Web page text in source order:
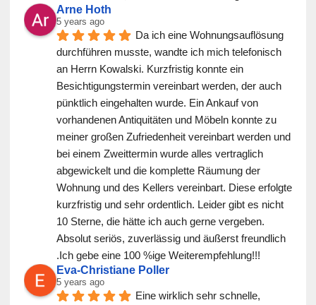
Arne Hoth
5 years ago
Da ich eine Wohnungsauflösung
durchführen musste, wandte ich mich telefonisch
an Herrn Kowalski. Kurzfristig konnte ein
Besichtigungstermin vereinbart werden, der auch
pünktlich eingehalten wurde. Ein Ankauf von
vorhandenen Antiquitäten und Möbeln konnte zu
meiner großen Zufriedenheit vereinbart werden und
bei einem Zweittermin wurde alles vertraglich
abgewickelt und die komplette Räumung der
Wohnung und des Kellers vereinbart. Diese erfolgte
kurzfristig und sehr ordentlich. Leider gibt es nicht
10 Sterne, die hätte ich auch gerne vergeben.
Absolut seriös, zuverlässig und äußerst freundlich
.Ich gebe eine 100 %ige Weiterempfehlung!!!
Eva-Christiane Poller
5 years ago
Eine wirklich sehr schnelle,